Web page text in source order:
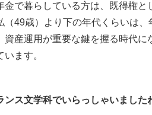
金で暮らしている方は、既得権
（49歳）より下の年代くらいは
資産運用が重要な鍵を握る時代
ます。
ス文学科でいらっしゃいました